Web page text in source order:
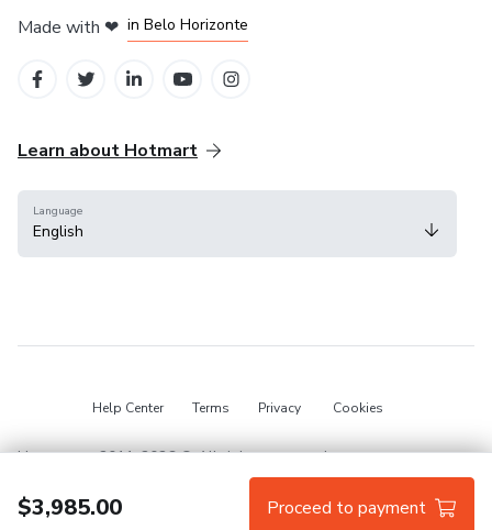
$3,985.00 Proceed to payment
Made with ❤ in Belo Horizonte
Learn about Hotmart
Language
English
Help Center Terms Privacy Cookies
Hotmart — 2011-2026 © All rights reserved.